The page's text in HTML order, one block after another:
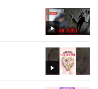
영
상
영
상